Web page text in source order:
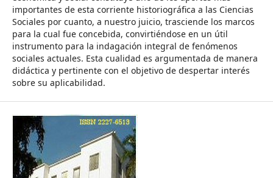
importantes de esta corriente historiográfica a las Ciencias
Sociales por cuanto, a nuestro juicio, trasciende los marcos
para la cual fue concebida, convirtiéndose en un útil
instrumento para la indagación integral de fenómenos
sociales actuales. Esta cualidad es argumentada de manera
didáctica y pertinente con el objetivo de despertar interés
sobre su aplicabilidad.